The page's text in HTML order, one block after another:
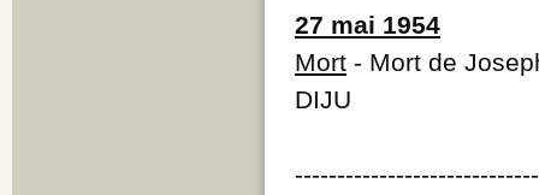
27 mai 1954
Mort - Mort de
DIJU